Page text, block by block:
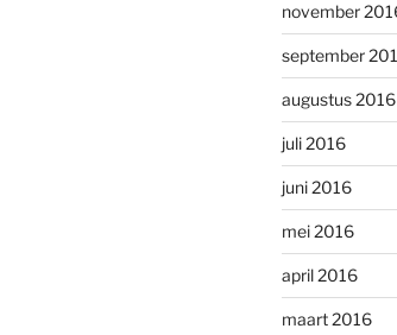
november
september
augustus 2016
juli 2016
juni 2016
mei 2016
april 2016
maart 2016